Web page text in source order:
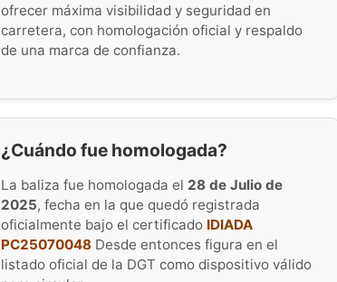
ofrecer máxima visibilidad y seguridad en
carretera, con homologación oficial y respaldo
de una marca de confianza.
¿Cuándo fue homologada?
La baliza fue homologada el 28 de Julio de
2025, fecha en la que quedó registrada
oficialmente bajo el certificado IDIADA
PC25070048 Desde entonces figura en el
listado oficial de la DGT como dispositivo válido